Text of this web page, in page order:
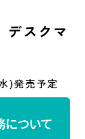
スクマ
)発売予定